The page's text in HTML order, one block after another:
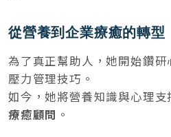
從營養到企業療癒的轉型
為了真正幫助人，她開始鑽
壓力管理技巧。
如今，她將營養知識與心理
療癒顧問 。